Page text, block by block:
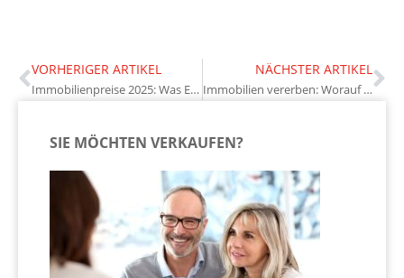
VORHERIGER ARTIKEL
Immobilienpreise 2025: Was Eigentümer wissen müssen
NÄCHSTER ARTIKEL
Immobilien vererben: Worauf Eigentümer achten sollten
SIE MÖCHTEN VERKAUFEN?